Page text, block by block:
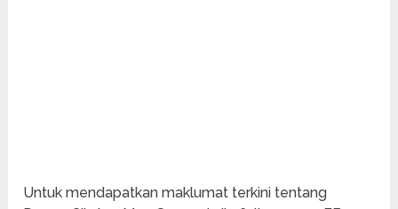
Untuk mendapatkan maklumat terkini tentang